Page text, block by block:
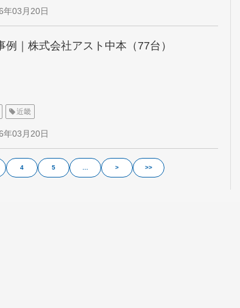
年03月20日
例｜株式会社アスト中本（77台）
近畿
年03月20日
4 5 > >>